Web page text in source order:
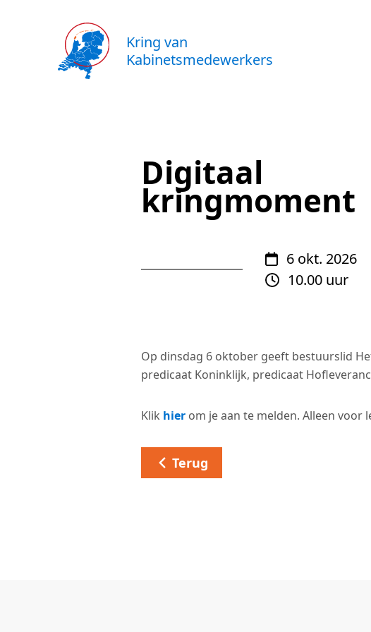
Kring van
Kabinetsmedewerkers
Digitaal
kringmoment
6 okt. 2026
10.00 uur
Op dinsdag 6 oktober geeft bestuurslid
predicaat Koninklijk, predicaat
Klik hier om je aan te melden. Alleen voor
Terug